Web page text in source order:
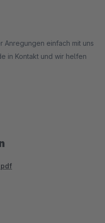
Anregungen einfach mit uns
in Kontakt und wir helfen